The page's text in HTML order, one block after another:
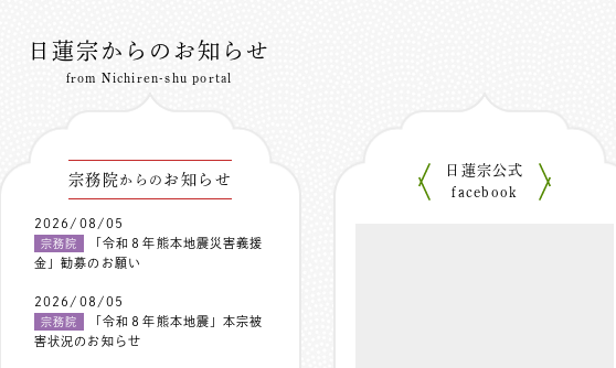
日蓮宗からのお知らせ
from Nichiren-shu portal
宗務院からの お知らせ
2026/08/05
宗務院
「令和８年熊本地震災害義援
金」勧募のお願い
2026/08/05
宗務院
「令和８年熊本地震」本宗被
害状況のお知らせ
日蓮宗公式
facebook